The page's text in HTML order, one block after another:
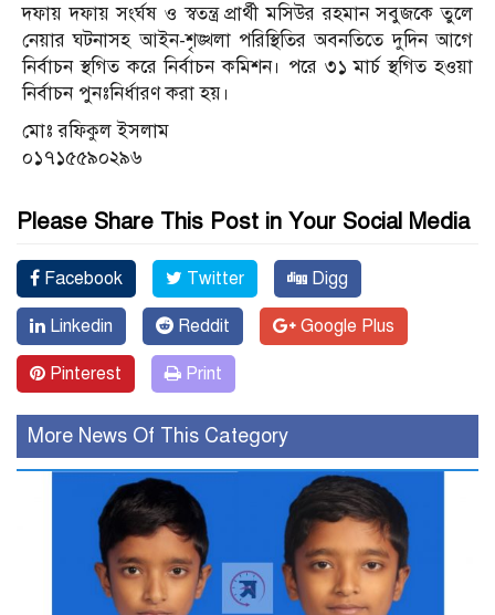
দফায় দফায় সংর্ঘষ ও স্বতন্ত্র প্রার্থী মসিউর রহমান সবুজকে তুলে
নেয়ার ঘটনাসহ আইন-শৃঙ্খলা পরিস্থিতির অবনতিতে দুদিন আগে
নির্বাচন স্থগিত করে নির্বাচন কমিশন। পরে ৩১ মার্চ স্থগিত হওয়া
নির্বাচন পুনঃনির্ধারণ করা হয়।
মোঃ রফিকুল ইসলাম
০১৭১৫৫৯০২৯৬
Please Share This Post in Your Social Media
Facebook Twitter Digg
Linkedin Reddit Google Plus
Pinterest Print
More News Of This Category